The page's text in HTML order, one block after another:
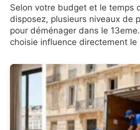
Selon votre budget et le temps
disposez, plusieurs niveaux de
pour déménager dans le
choisie influence directement le